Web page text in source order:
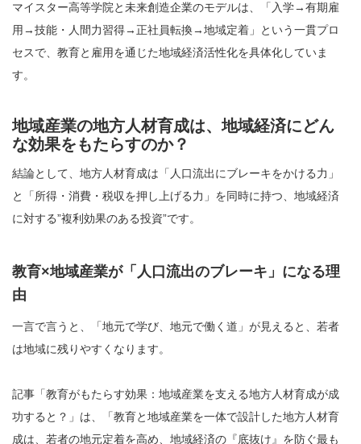
マイスター高等学院と未来創造企業のモデルは、「入学→有期雇
用→技能・人間力習得→正社員転換→地域定着」という一貫プロ
セスで、教育と雇用を通じた地域経済活性化を具体化していま
す。
地域産業の地方人材育成は、地域経済にどん
な効果をもたらすのか？
結論として、地方人材育成は「人口流出にブレーキをかける力」
と「所得・消費・税収を押し上げる力」を同時に持つ、地域経済
に対する”複利効果のある投資”です。
教育×地域産業が「人口流出のブレーキ」になる理
由
一言で言うと、「地元で学び、地元で働く道」が見えると、若者
は地域に残りやすくなります。
記事「教育がもたらす効果：地域産業を支える地方人材育成が成
功すると？」は、「教育と地域産業を一体で設計した地方人材育
成は、若者の地元定着を高め、地域経済の『底抜け』を防ぐ最も